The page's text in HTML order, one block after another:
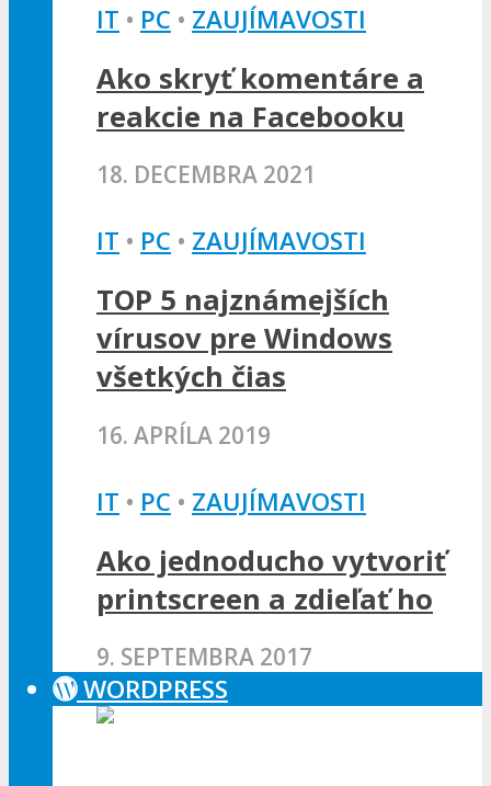
IT • PC • ZAUJÍMAVOSTI
Ako skryť komentáre a
reakcie na Facebooku
18. DECEMBRA 2021
IT • PC • ZAUJÍMAVOSTI
TOP 5 najznámejších
vírusov pre Windows
všetkých čias
16. APRÍLA 2019
IT • PC • ZAUJÍMAVOSTI
Ako jednoducho vytvoriť
printscreen a zdieľať ho
9. SEPTEMBRA 2017
WORDPRESS